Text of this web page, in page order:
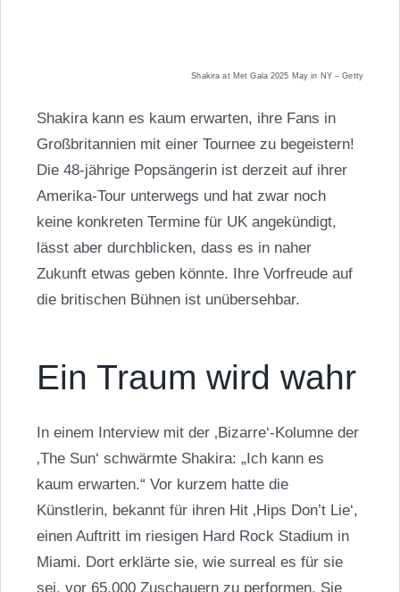
Shakira at Met Gala 2025 May in NY – Getty
Shakira kann es kaum erwarten, ihre Fans in
Großbritannien mit einer Tournee zu begeistern!
Die 48-jährige Popsängerin ist derzeit auf ihrer
Amerika-Tour unterwegs und hat zwar noch
keine konkreten Termine für UK angekündigt,
lässt aber durchblicken, dass es in naher
Zukunft etwas geben könnte. Ihre Vorfreude auf
die britischen Bühnen ist unübersehbar.
Ein Traum wird wahr
In einem Interview mit der ‚Bizarre‘-Kolumne der
‚The Sun‘ schwärmte Shakira: „Ich kann es
kaum erwarten.“ Vor kurzem hatte die
Künstlerin, bekannt für ihren Hit ‚Hips Don’t Lie‘,
einen Auftritt im riesigen Hard Rock Stadium in
Miami. Dort erklärte sie, wie surreal es für sie
sei, vor 65.000 Zuschauern zu performen. Sie